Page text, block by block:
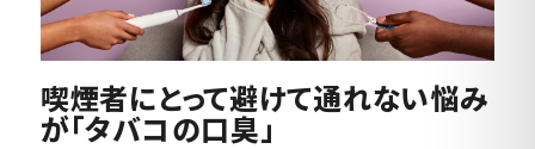
喫煙者にとって避けて通れない悩み
が「タバコの口臭」